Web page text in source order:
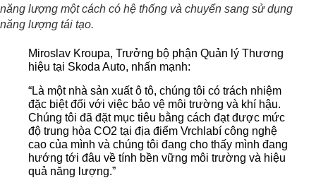
năng lượng một cách có hệ thống và chuyển sang sử dụng
năng lượng tái tạo.
Miroslav Kroupa, Trưởng bộ phận Quản lý Thương
hiệu tại Skoda Auto, nhấn mạnh:
“Là một nhà sản xuất ô tô, chúng tôi có trách nhiệm
đặc biệt đối với việc bảo vệ môi trường và khí hậu.
Chúng tôi đã đặt mục tiêu bằng cách đạt được mức
độ trung hòa CO2 tại địa điểm Vrchlabí công nghệ
cao của mình và chúng tôi đang cho thấy mình đang
hướng tới đâu về tính bền vững môi trường và hiệu
quả năng lượng.”